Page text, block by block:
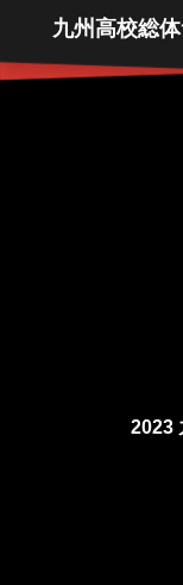
九州高校総
2023